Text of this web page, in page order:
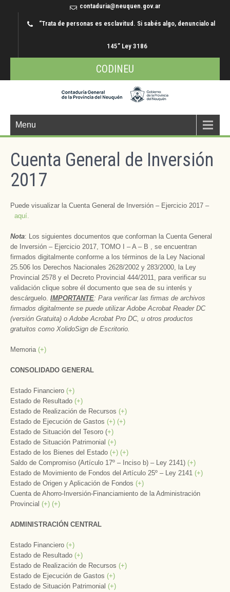
contaduria@neuquen.gov.ar
“Trata de personas es esclavitud. Si sabés algo, denuncialo al
145” Ley 3186
CODINEU
Menu
Cuenta General de Inversión
2017
Puede visualizar la Cuenta General de Inversión – Ejercicio 2017 –
aquí.
Nota: Los siguientes documentos que conforman la Cuenta General
de Inversión – Ejercicio 2017, TOMO I – A – B , se encuentran
firmados digitalmente conforme a los términos de la Ley Nacional
25.506 los Derechos Nacionales 2628/2002 y 283/2000, la Ley
Provincial 2578 y el Decreto Provincial 444/2011, para verificar su
validación clique sobre él documento que sea de su interés y
descárguelo. IMPORTANTE: Para verificar las firmas de archivos
firmados digitalmente se puede utilizar Adobe Acrobat Reader DC
(versión Gratuita) o Adobe Acrobat Pro DC, u otros productos
gratuitos como XolidoSign de Escritorio.
Memoria (+)
CONSOLIDADO GENERAL
Estado Financiero (+)
Estado de Resultado (+)
Estado de Realización de Recursos (+)
Estado de Ejecución de Gastos (+) (+)
Estado de Situación del Tesoro (+)
Estado de Situación Patrimonial (+)
Estado de los Bienes del Estado (+) (+)
Saldo de Compromiso (Artículo 17º – Inciso b) – Ley 2141) (+)
Estado de Movimiento de Fondos del Artículo 25º – Ley 2141 (+)
Estado de Origen y Aplicación de Fondos (+)
Cuenta de Ahorro-Inversión-Financiamiento de la Administración
Provincial (+) (+)
ADMINISTRACIÓN CENTRAL
Estado Financiero (+)
Estado de Resultado (+)
Estado de Realización de Recursos (+)
Estado de Ejecución de Gastos (+)
Estado de Situación Patrimonial (+)